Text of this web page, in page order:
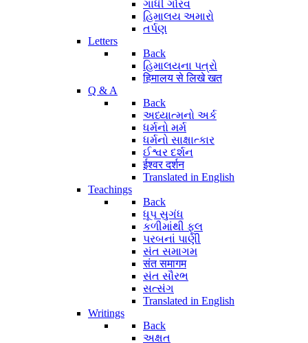
ગાંધી ગૌરવ
હિમાલય અમારો
તર્પણ
Letters
Back
હિમાલયના પત્રો
हिमालय से लिखे खत
Q & A
Back
અધ્યાત્મનો અર્ક
ધર્મનો મર્મ
ધર્મનો સાક્ષાત્કાર
ઈશ્વર દર્શન
ईश्वर दर्शन
Translated in English
Teachings
Back
ધૂપ સુગંધ
કળીમાંથી ફૂલ
પરબનાં પાણી
સંત સમાગમ
संत समागम
સંત સૌરભ
સત્સંગ
Translated in English
Writings
Back
અક્ષત